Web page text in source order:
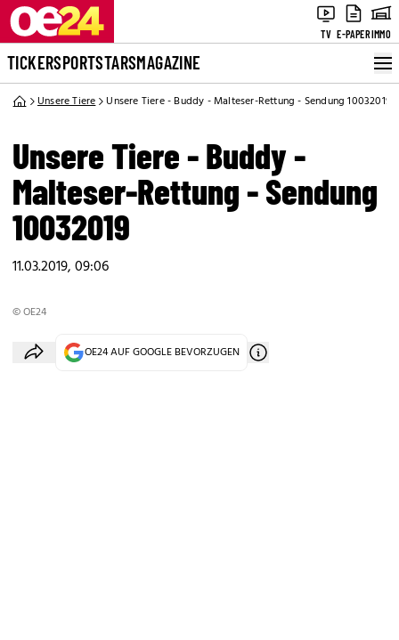
TV E-PAPERIMMO
TICKERSPORTSTARSMAGAZINE
Unsere Tiere Unsere Tiere - Buddy - Malteser-Rettung - Sendung 10032019
Unsere Tiere - Buddy -
Malteser-Rettung - Sendung
10032019
11.03.2019, 09:06
© OE24
OE24 AUF GOOGLE BEVORZUGEN